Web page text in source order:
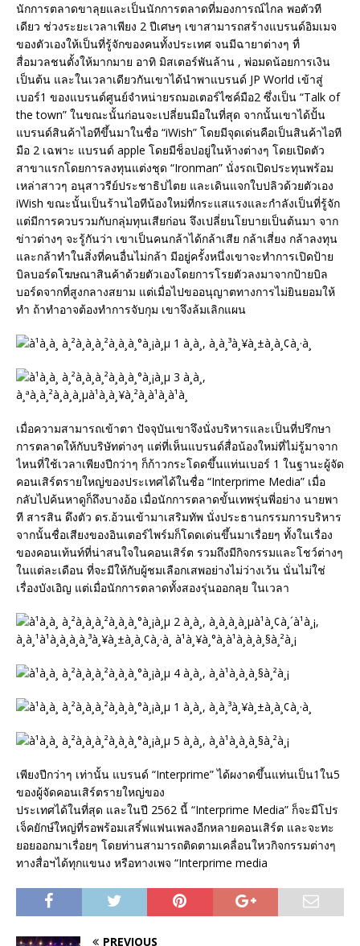
นักการตลาดขาลุยและเป็นนักการตลาดที่มองการณ์ไกล พอตัวที
เดียว ช่วงระยะเวลาเพียง 2 ปีเศษๆ เขาสามารถสร้างแบรนด์อิมเมจ
ของตัวเองให้เป็นที่รู้จักของคนทั้งประเทศ จนมีฉายาต่างๆ ทื่
สื่อมวลชนตั้งให้มากมาย อาทิ มิสเตอร์พันล้าน , พ่อมดน้อยการเงิน
เป็นต้น และในเวลาเดียวกันเขาได้นำพาแบรนด์ JP World เข้าสู่
เบอร์1 ของแบรนด์ศูนย์จำหน่ายรถมอเตอร์ไซค์มือ2 ซึ่งเป็น “Talk of
the town” ในขณะนั้นก่อนจะเปลี่ยนมือในที่สุด จากนั้นเขาได้ปั้น
แบรนด์สินค้าไอทีขึ้นมาในชื่อ “iWish” โดยมีจุดเด่นคือเป็นสินค้าไอที
มือ 2 เฉพาะ แบรนด์ apple โดยมีช็อปอยู่ในห้างต่างๆ โดยเปิดตัว
สาขาแรกโดยการลงทุนแต่งชุด “Ironman” นั่งรถเปิดประทุนพร้อม
เหล่าสาวๆ อนุสาวรีย์ประชาธิปไตย และเดินแจกใบปลิวด้วยตัวเอง
iWish ขณะนั้นเป็นร้านไอทีน้องใหม่ที่กระแสแรงและกำลังเป็นที่รู้จัก
แต่มีการควบรวมกับกลุ่มทุนเสียก่อน จึงเปลี่ยนโยบายเป็นต้นมา จาก
ข่าวต่างๆ จะรู้กันว่า เขาเป็นคนกล้าได้กล้าเสีย กล้าเสี่ยง กล้าลงทุน
และกล้าทำในสิ่งที่คนอื่นไม่กล้า มีอยู่ครั้งหนึ่งเขาจะทำการเปิดป้าย
บิลบอร์ดโฆษณาสินค้าด้วยตัวเองโดยการโรยตัวลงมาจากป้ายบิล
บอร์ดจากที่สูงกลางสยาม แต่เมื่อไปขออนุญาตทางการไม่ยินยอมให้
ทำ ถ้าทำอาจต้องทำการจับกุม เขาจึงล้มเลิกแผน
เมื่อความสามารถเข้าตา ปัจจุบันเขาจึงนั่งบริหารและเป็นที่ปรึกษา
การตลาดให้กับบริษัทต่างๆ แต่ที่เห็นแบรนด์สื่อน้องใหม่ที่ไม่รู้มาจาก
ไหนที่ใช้เวลาเพียงปีกว่าๆ ก็ก้าวกระโดดขึ้นแท่นเบอร์ 1 ในฐานะผู้จัด
คอนเสิร์ตรายใหญ่ของประเทศได้ในชื่อ “Interprime Media” เมื่อ
กลับไปค้นหาดูก็ถึงบางอ้อ เมื่อนักการตลาดขั้นเทพรุ่นพี่อย่าง นายพา
ที สารสิน ดึงตัว ดร.อ้วนเข้ามาเสริมทัพ นั่งประธานกรรมการบริหาร
จากนั้นชื่อเสียงของอินเตอร์ไพร์มก็โดดเด่นขึ้นมาเรื่อยๆ ทั้งในเรื่อง
ของคอนเท้นท์ที่น่าสนใจในคอนเสิร์ต รวมถึงมีกิจกรรมและโชว์ต่างๆ
ในแต่ละเดือน ที่จะมีให้กับผู้ชมเลือกเสพอย่างไม่ว่างเว้น นั่นไม่ใช่
เรื่องบังเอิญ แต่เมื่อนักการตลาดทั้งสองรุ่นออกลุย ในเวลา
เพียงปีกว่าๆ เท่านั้น แบรนด์ “Interprime” ได้ผงาดขึ้นแท่นเป็น1ใน5
ของผู้จัดคอนเสิร์ตรายใหญ่ของ
ประเทศได้ในที่สุด และในปี 2562 นี้ “Interprime Media” ก็จะมีโปร
เจ็คยักษ์ใหญ่ที่รอพร้อมเสริ์ฟแฟนเพลงอีกหลายคอนเสิร์ต และจะทะ
ยอยออกมาเรื่อยๆ โดยท่านสามารถติดตามเคลื่อนใหวกิจกรรมต่างๆ
ทางสื่อฯได้ทุกแขนง หรือทางเพจ “Interprime media
PREVIOUS